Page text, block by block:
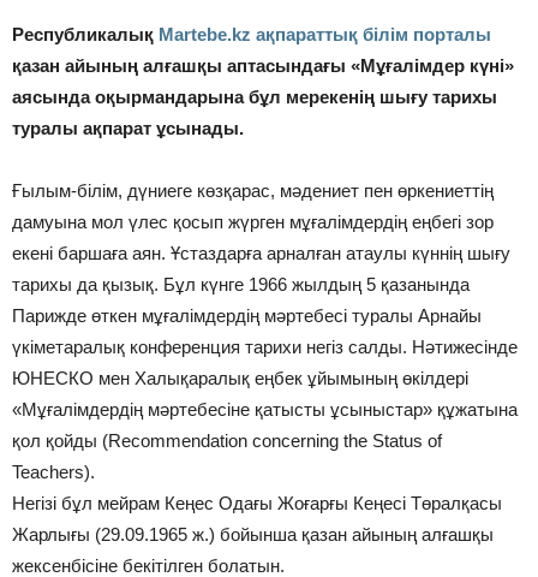
Республикалық Martebe.kz ақпараттық білім порталы
қазан айының алғашқы аптасындағы «Мұғалімдер күні»
аясында оқырмандарына бұл мерекенің шығу тарихы
туралы ақпарат ұсынады.
Ғылым-білім, дүниеге көзқарас, мәдениет пен өркениеттің
дамуына мол үлес қосып жүрген мұғалімдердің еңбегі зор
екені баршаға аян. Ұстаздарға арналған атаулы күннің шығу
тарихы да қызық. Бұл күнге 1966 жылдың 5 қазанында
Парижде өткен мұғалімдердің мәртебесі туралы Арнайы
үкіметаралық конференция тарихи негіз салды. Нәтижесінде
ЮНЕСКО мен Халықаралық еңбек ұйымының өкілдері
«Мұғалімдердің мәртебесіне қатысты ұсыныстар» құжатына
қол қойды (Recommendation concerning the Status of
Teachers).
Негізі бұл мейрам Кеңес Одағы Жоғарғы Кеңесі Төралқасы
Жарлығы (29.09.1965 ж.) бойынша қазан айының алғашқы
жексенбісіне бекітілген болатын.